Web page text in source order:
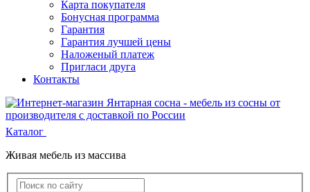
Карта покупателя
Бонусная программа
Гарантия
Гарантия лучшей цены
Наложеный платеж
Пригласи друга
Контакты
Каталог
Живая мебель из массива